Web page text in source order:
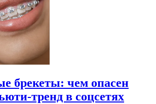
брекеты: чем опасен
тренд в соцсетях